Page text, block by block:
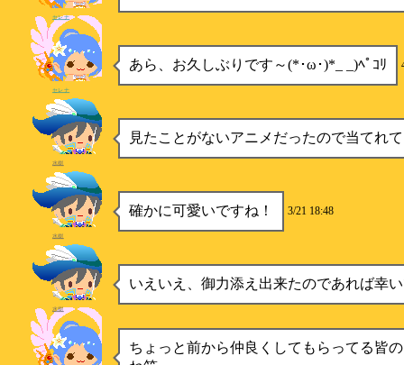
セレナ
あら、お久しぶりです～(*･ω･)*_ _)ﾍﾟｺﾘ
セレナ
見たことがないアニメだったので当てれ
水樹
確かに可愛いですね！ 3/21 18:48
水樹
いえいえ、御力添え出来たのであれば幸
水樹
ちょっと前から仲良くしてもらってる皆